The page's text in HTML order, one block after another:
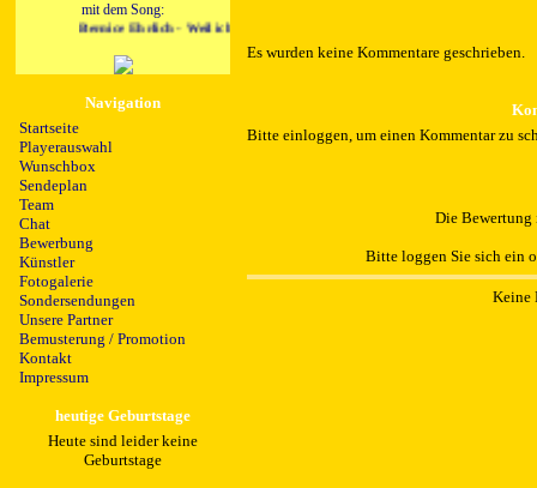
mit dem Song:
Bernice Ehrlich - Weil ich Dich liebe
Navigation
Startseite
Playerauswahl
Wunschbox
Sendeplan
Team
Chat
Bewerbung
Künstler
Fotogalerie
Sondersendungen
Unsere Partner
Bemusterung / Promotion
Kontakt
Impressum
heutige Geburtstage
Heute sind leider keine
Geburtstage
Es wurden keine Kommentare geschrieben.
Bitte einloggen, um einen Kommentar zu
Die
Bitte loggen Sie sich ein
Keine